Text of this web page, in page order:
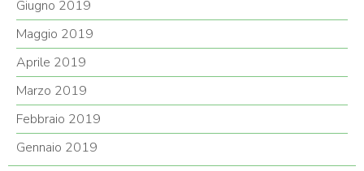
Giugno 2019
Maggio 2019
Aprile 2019
Marzo 2019
Febbraio 2019
Gennaio 2019